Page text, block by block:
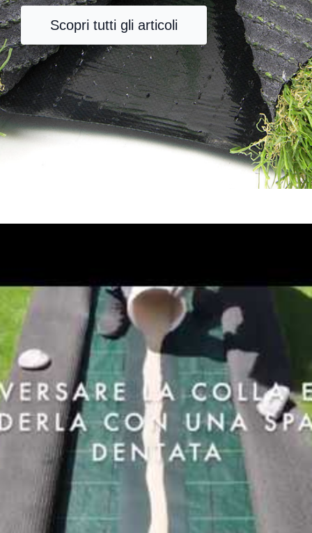
Scopri tutti gli articoli